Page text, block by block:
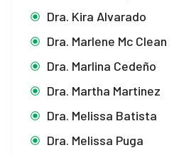
Panel
Panel
Panel
Dra. Kira Alvarado
Dra. Marlene Mc Clean
Dra. Marlina Cedeño
Dra. Martha Martinez
Dra. Melissa Batista
Dra. Melissa Puga